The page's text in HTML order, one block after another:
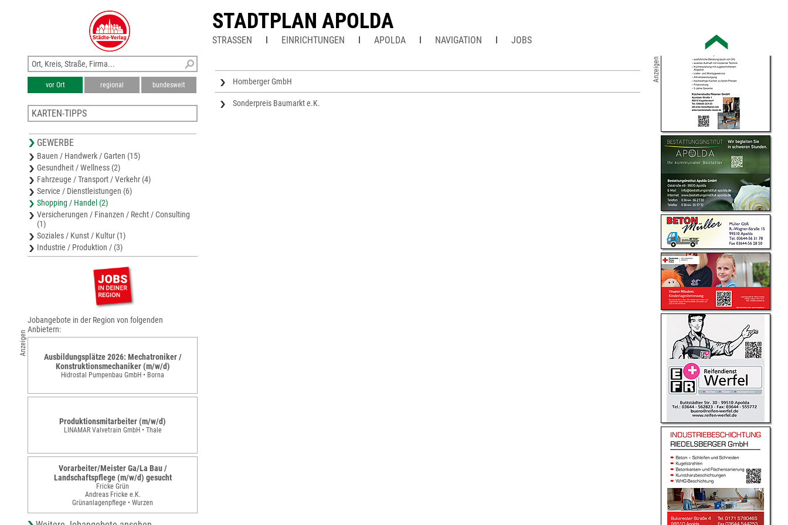
STADTPLAN APOLDA
STRASSEN EINRICHTUNGEN APOLDA NAVIGATION JOBS
Homberger GmbH
Sonderpreis Baumarkt e.K.
vor Ort regional bundesweit
KARTEN-TIPPS
Stadtplan Weimar
Karte Weimarer Land
Stadtplan Kahla
Stadtplan Stadtroda
GEWERBE
Bauen / Handwerk / Garten (15)
Gesundheit / Wellness (2)
Fahrzeuge / Transport / Verkehr (4)
Service / Dienstleistungen (6)
Shopping / Handel (2)
Versicherungen / Finanzen / Recht / Consulting
(1)
Soziales / Kunst / Kultur (1)
Industrie / Produktion / (3)
Anzeigen
Jobangebote in der Region von folgenden
Anbietern:
Ausbildungsplätze 2026: Mechatroniker /
Konstruktionsmechaniker (m/w/d)
Hidrostal Pumpenbau GmbH • Borna
Produktionsmitarbeiter (m/w/d)
LINAMAR Valvetrain GmbH • Thale
Vorarbeiter/Meister Ga/La Bau /
Landschaftspflege (m/w/d) gesucht
Fricke Grün
Andreas Fricke e.K.
Grünanlagenpflege • Wurzen
Anzeigen